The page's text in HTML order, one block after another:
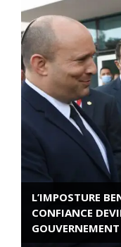
L’IMPOSTURE
CONFIANCE
GOUVERNEMENT